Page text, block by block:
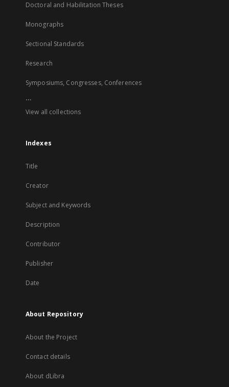
Doctoral and Habilitation Theses
Monographs
Sectional Standards
Research
Symposiums, Congresses, Conferences
...
View all collections
Indexes
Title
Creator
Subject and Keywords
Description
Contributor
Publisher
Date
About Repository
About the Project
Contact details
About dLibra